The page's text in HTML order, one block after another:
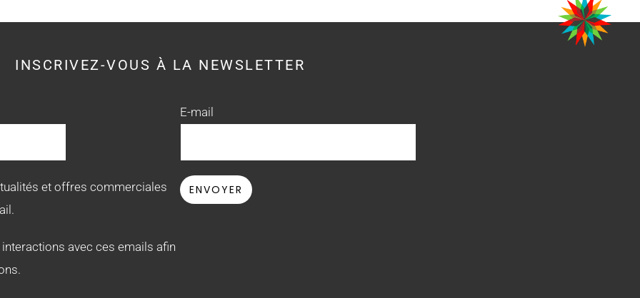
INSCRIVEZ-VOUS À LA NEWSLETTER
E-mail
et offres commerciales
avec ces emails afin